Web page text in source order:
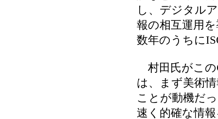
し、デジタル
報の相互運用
数年のうちに
村田氏がこの
は、まず美術
ことが動機だ
速く的確な情